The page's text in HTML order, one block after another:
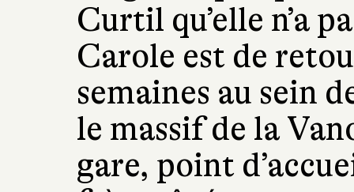
Curtil qu’elle n’a
Carole est de
semaines au sein
le massif de la
gare, point